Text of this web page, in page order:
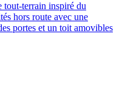
tout-terrain inspiré du
hors route avec une
portes et un toit amovibles